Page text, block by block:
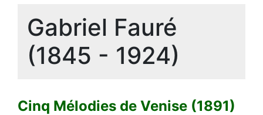
Gabriel Fauré
(1845 - 1924)
Cinq Mélodies de Venise (1891)